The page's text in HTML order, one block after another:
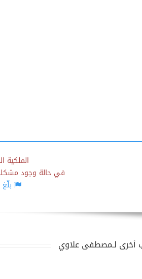
الملكية
في حالة وجود مشكلة
أخرى لـمصطفى علاوي